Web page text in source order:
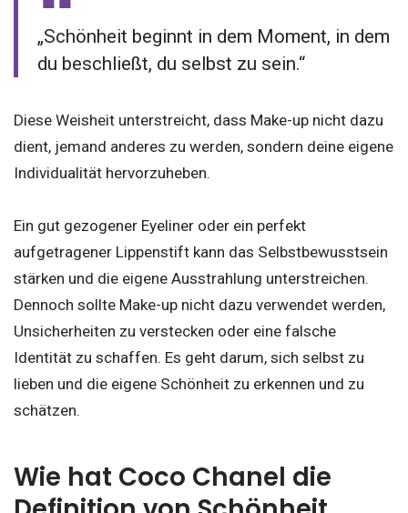
„Schönheit beginnt in dem Moment, in dem
du beschließt, du selbst zu sein.“
Diese Weisheit unterstreicht, dass Make-up nicht dazu
dient, jemand anderes zu werden, sondern deine eigene
Individualität hervorzuheben.
Ein gut gezogener Eyeliner oder ein perfekt
aufgetragener Lippenstift kann das Selbstbewusstsein
stärken und die eigene Ausstrahlung unterstreichen.
Dennoch sollte Make-up nicht dazu verwendet werden,
Unsicherheiten zu verstecken oder eine falsche
Identität zu schaffen. Es geht darum, sich selbst zu
lieben und die eigene Schönheit zu erkennen und zu
schätzen.
Wie hat Coco Chanel die